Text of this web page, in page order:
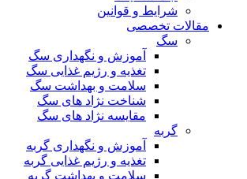
شرایط و قوانین
مقالات تخصصی
سگ
آموزش و نگهداری سگ
تغذیه و رژیم غذایی سگ
سلامت و بهداشت سگ
شناخت نژاد های سگ
مقایسه نژاد های سگ
گربه
آموزش و نگهداری گربه
تغذیه و رژیم غذایی گربه
سلامت و بهداشت گربه